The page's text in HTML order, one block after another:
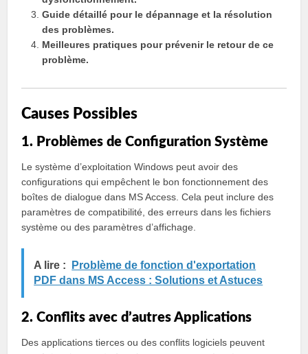
Guide détaillé pour le dépannage et la résolution
des problèmes.
Meilleures pratiques pour prévenir le retour de ce
problème.
Causes Possibles
1. Problèmes de Configuration Système
Le système d’exploitation Windows peut avoir des
configurations qui empêchent le bon fonctionnement des
boîtes de dialogue dans MS Access. Cela peut inclure des
paramètres de compatibilité, des erreurs dans les fichiers
système ou des paramètres d’affichage.
A lire :
Problème de fonction d'exportation
PDF dans MS Access : Solutions et Astuces
2. Conflits avec d’autres Applications
Des applications tierces ou des conflits logiciels peuvent